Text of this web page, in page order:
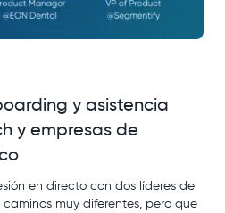
y asistencia
y empresas de
en directo con dos líderes de
muy diferentes, pero que